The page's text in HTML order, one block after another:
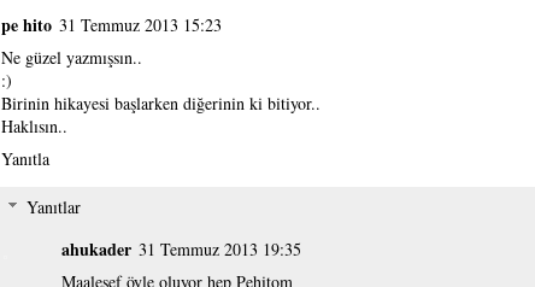
pe hito 31 Temmuz 2013 15:23
Ne güzel yazmışsın..
:)
Birinin hikayesi başlarken diğerinin ki bitiyor..
Haklısın..
Yanıtla
Yanıtlar
ahukader 31 Temmuz 2013 19:35
Maalesef öyle oluyor hep Pehitom